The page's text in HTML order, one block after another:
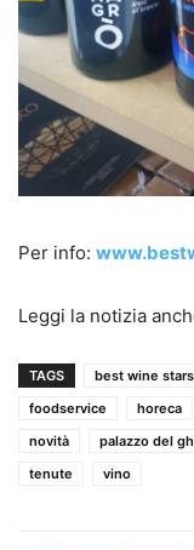
Per info:
Leggi la notizia
TAGS best wine stars
foodservice
horeca
novità
palazzo del
tenute
vino